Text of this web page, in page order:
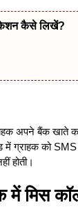
कैसे लिखें?
अपने बैंक खाते
को SMS
होती।
बैंक में